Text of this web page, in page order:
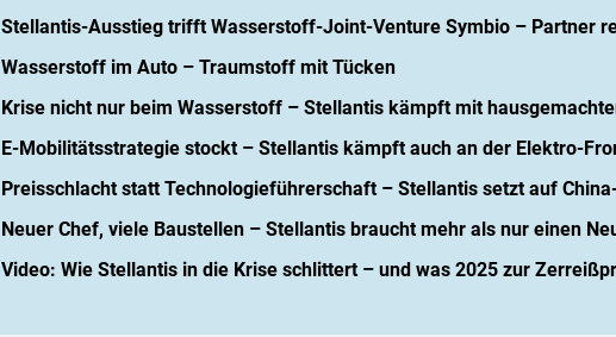
Stellantis-Ausstieg trifft Wasserstoff-Joint-Venture Symbio – Partner
Wasserstoff im Auto – Traumstoff mit Tücken
Krise nicht nur beim Wasserstoff – Stellantis kämpft mit
E-Mobilitätsstrategie stockt – Stellantis kämpft auch an der Elektro-
Preisschlacht statt Technologieführerschaft – Stellantis setzt auf
Neuer Chef, viele Baustellen – Stellantis braucht mehr als nur einen
Video: Wie Stellantis in die Krise schlittert – und was 2025 zur